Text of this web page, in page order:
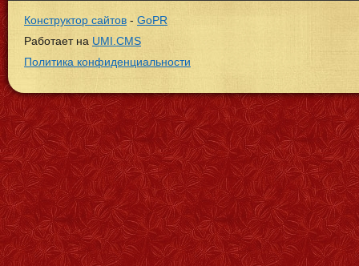
Конструктор сайтов - GoPR
Работает на UMI.CMS
Политика конфиденциальности